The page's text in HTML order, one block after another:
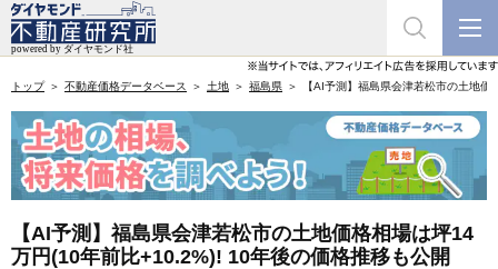
トップ 不動産価格データベース 土地 福島県 【AI予測】福島県会津若松市の土地
【AI予測】福島県会津若松市の土地価格相場は坪14
万円(10年前比+10.2%)! 10年後の価格推移も公開